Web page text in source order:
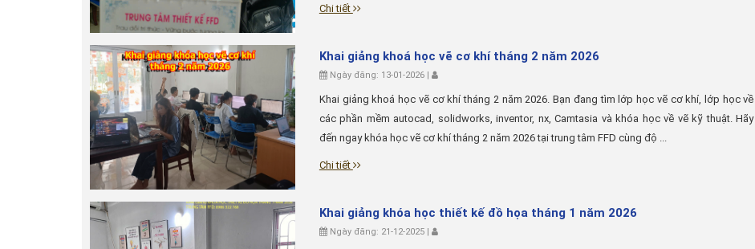
Chi tiết
Khai giảng khoá học vẽ cơ khí tháng 2 năm 2026
Ngày đăng: 13-01-2026 |
Khai giảng khoá học vẽ cơ khí tháng 2 năm 2026. Bạn đang tìm lớp học vẽ cơ khí, lớp học về
các phần mềm autocad, solidworks, inventor, nx, Camtasia và khóa học về vẽ kỹ thuật. Hãy
đến ngay khóa học vẽ cơ khí tháng 2 năm 2026 tại trung tâm FFD cùng độ ...
Chi tiết
Khai giảng khóa học thiết kế đồ họa tháng 1 năm 2026
Ngày đăng: 21-12-2025 |